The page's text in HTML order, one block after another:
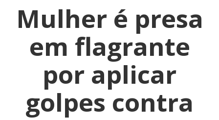
Mulher é presa
em flagrante
por aplicar
golpes contra